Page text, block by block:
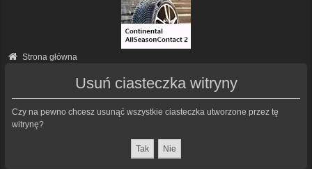
Strona główna
Usuń ciasteczka witryny
Czy na pewno chcesz usunąć wszystkie ciasteczka utworzone przez tę
witrynę?